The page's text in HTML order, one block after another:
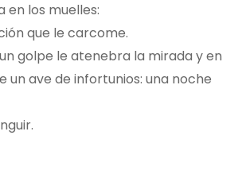
en los muelles:
que le carcome.
golpe le atenebra la mirada y en
un ave de infortunios: una noche